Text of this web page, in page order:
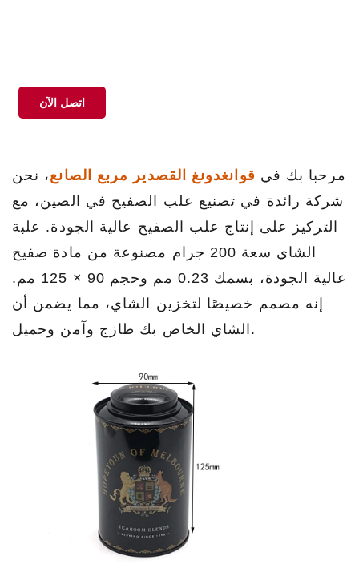
اتصل الآن
مرحبا بك في قوانغدونغ القصدير مربع الصانع، نحن
شركة رائدة في تصنيع علب الصفيح في الصين، مع
التركيز على إنتاج علب الصفيح عالية الجودة. علبة
الشاي سعة 200 جرام مصنوعة من مادة صفيح
عالية الجودة، بسمك 0.23 مم وحجم 90 × 125 مم.
إنه مصمم خصيصًا لتخزين الشاي، مما يضمن أن
الشاي الخاص بك طازج وآمن وجميل.